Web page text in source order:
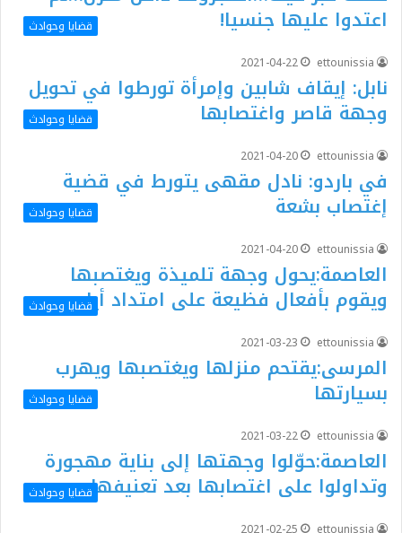
اعتدوا عليها جنسيا!
قضايا وحوادث
ettounissia
2021-04-22
نابل: إيقاف شابين وإمرأة تورطوا في تحويل
وجهة قاصر واغتصابها
قضايا وحوادث
ettounissia
2021-04-20
في باردو: نادل مقهى يتورط في قضية
إغتصاب بشعة
قضايا وحوادث
ettounissia
2021-04-20
العاصمة:يحول وجهة تلميذة ويغتصبها
ويقوم بأفعال فظيعة على امتداد أيامقضايا وحوادث
ettounissia
2021-03-23
المرسى:يقتحم منزلها ويغتصبها ويهرب
بسيارتها
قضايا وحوادث
ettounissia
2021-03-22
العاصمة:حوّلوا وجهتها إلى بناية مهجورة
وتداولوا على اغتصابها بعد تعنيفها..قضايا وحوادث